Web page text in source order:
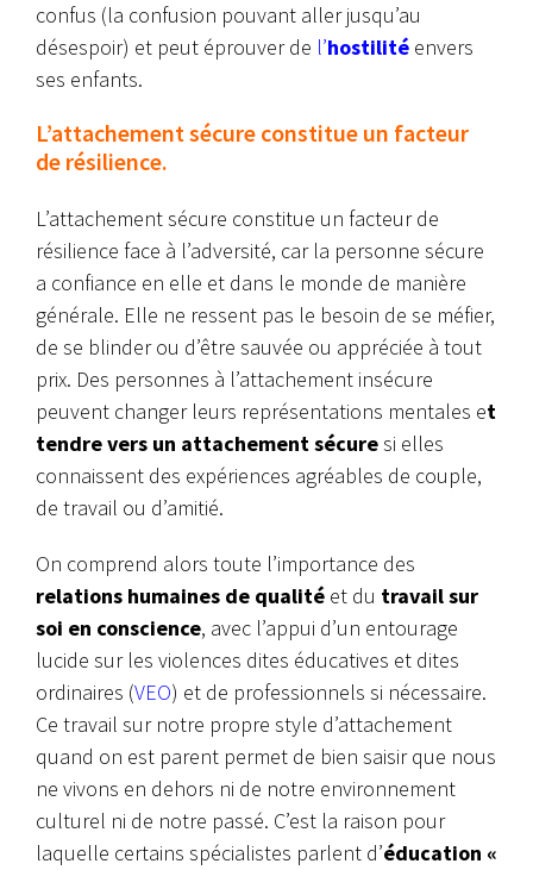
confus (la confusion pouvant aller jusqu’au
désespoir) et peut éprouver de l’hostilité envers
ses enfants.
L’attachement sécure constitue un facteur
de résilience.
L’attachement sécure constitue un facteur de
résilience face à l’adversité, car la personne sécure
a confiance en elle et dans le monde de manière
générale. Elle ne ressent pas le besoin de se méfier,
de se blinder ou d’être sauvée ou appréciée à tout
prix. Des personnes à l’attachement insécure
peuvent changer leurs représentations mentales et
tendre vers un attachement sécuresi elles
connaissent des expériences agréables de couple,
de travail ou d’amitié.
On comprend alors toute l’importance des
relations humaines de qualité et du travail sur
soi en conscience, avec l’appui d’un entourage
lucide sur les violences dites éducatives et dites
ordinaires (VEO) et de professionnels si nécessaire.
Ce travail sur notre propre style d’attachement
quand on est parent permet de bien saisir que nous
ne vivons en dehors ni de notre environnement
culturel ni de notre passé. C’est la raison pour
laquelle certains spécialistes parlent d’éducation «